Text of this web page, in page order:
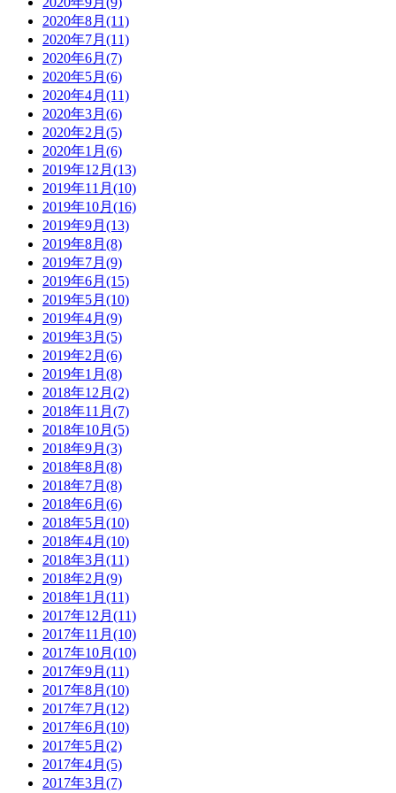
2020年8月(11)
2020年7月(11)
2020年6月(7)
2020年5月(6)
2020年4月(11)
2020年3月(6)
2020年2月(5)
2020年1月(6)
2019年12月(13)
2019年11月(10)
2019年10月(16)
2019年9月(13)
2019年8月(8)
2019年7月(9)
2019年6月(15)
2019年5月(10)
2019年4月(9)
2019年3月(5)
2019年2月(6)
2019年1月(8)
2018年12月(2)
2018年11月(7)
2018年10月(5)
2018年9月(3)
2018年8月(8)
2018年7月(8)
2018年6月(6)
2018年5月(10)
2018年4月(10)
2018年3月(11)
2018年2月(9)
2018年1月(11)
2017年12月(11)
2017年11月(10)
2017年10月(10)
2017年9月(11)
2017年8月(10)
2017年7月(12)
2017年6月(10)
2017年5月(2)
2017年4月(5)
2017年3月(7)